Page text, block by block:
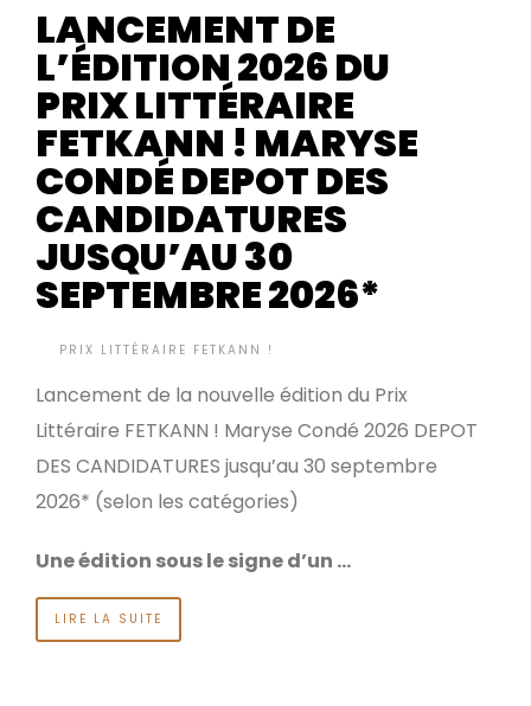
LANCEMENT DE
L’ÉDITION 2026 DU
PRIX LITTÉRAIRE
FETKANN ! MARYSE
CONDÉ DEPOT DES
CANDIDATURES
JUSQU’AU 30
SEPTEMBRE 2026*
PRIX LITTÉRAIRE FETKANN !
Lancement de la nouvelle édition du Prix
Littéraire FETKANN ! Maryse Condé 2026 DEPOT
DES CANDIDATURES jusqu’au 30 septembre
2026* (selon les catégories)
Une édition sous le signe d’un …
LIRE LA SUITE